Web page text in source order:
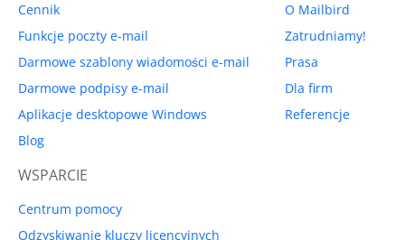
Cennik
Funkcje poczty e-mail
Darmowe szablony wiadomości e-mail
Darmowe podpisy e-mail
Aplikacje desktopowe Windows
Blog
O Mailbird
Zatrudniamy!
Prasa
Dla firm
Referencje
WSPARCIE
Centrum pomocy
Odzyskiwanie kluczy licencyjnych